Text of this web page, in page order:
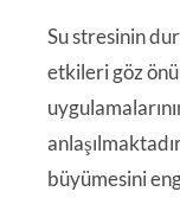
Su stresinin
etkileri göz
büyümesini